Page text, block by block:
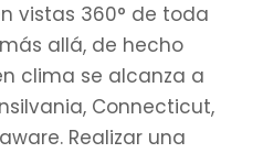
vistas 360° de toda
allá, de hecho
clima se alcanza a
Connecticut,
Realizar una